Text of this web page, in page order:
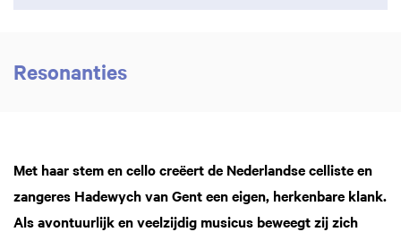
Resonanties
Met haar stem en cello creëert de Nederlandse celliste en
zangeres Hadewych van Gent een eigen, herkenbare klank.
Als avontuurlijk en veelzijdig musicus beweegt zij zich